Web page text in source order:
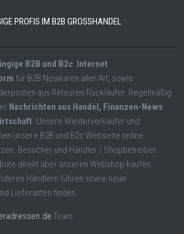
PROFIS IM B2B GROSSHANDEL
B2B und B2c Internet
für B2B Neuwaren aller Art, sowie
aus Retouren Rückläufer. Regelmäßig
Nachrichten aus Handel, Finanzen-News
. Unsere Wiederverkäufer und
unsere B2B und B2c Webseite online
Besucher und Händler / Shopbetreiber
direkt über unseren Webshop kaufen.
Händlern führen sowie neue
Lieferanten finden.
Team